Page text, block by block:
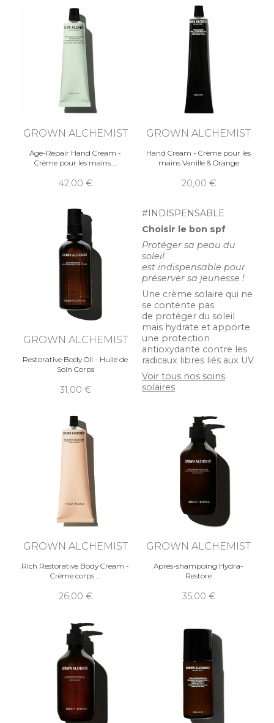
GROWN ALCHEMIST
Age-Repair Hand Cream -
Crème pour les mains
42,00
GROWN ALCHEMIST
Hand Cream - Crème pour les
mains Vanille & Orange
20,00
GROWN ALCHEMIST
Restorative Body Oil - Huile de
Soin Corps
31,00
#INDISPENSABLE
Choisir le bon spf
Protéger sa peau du
soleil
est indispensable pour
préserver sa jeunesse !
Une crème solaire qui ne
se contente pas
de protéger du soleil
mais hydrate et apporte
une protection
antioxydante contre les
radicaux libres liés aux UV.
Voir tous nos soins
solaires
GROWN ALCHEMIST
Rich Restorative Body Cream -
Crème corps
26,00
GROWN ALCHEMIST
Après-shampoing Hydra-
Restore
35,00